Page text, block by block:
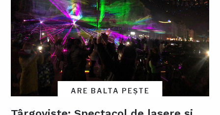
ARE BALTA PEȘTE